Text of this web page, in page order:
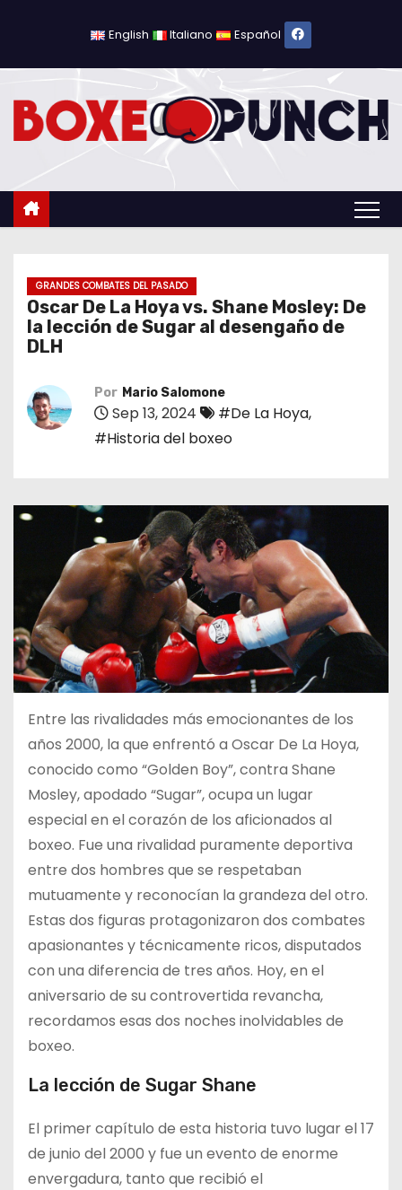
l
English Italiano Español
GRANDES COMBATES DEL PASADO
Oscar De La Hoya vs. Shane Mosley: De
la lección de Sugar al desengaño de
DLH
Por Mario Salomone
Sep 13, 2024 #De La Hoya,
#Historia del boxeo
Entre las rivalidades más emocionantes de los
años 2000, la que enfrentó a Oscar De La Hoya,
conocido como “Golden Boy”, contra Shane
Mosley, apodado “Sugar”, ocupa un lugar
especial en el corazón de los aficionados al
boxeo. Fue una rivalidad puramente deportiva
entre dos hombres que se respetaban
mutuamente y reconocían la grandeza del otro.
Estas dos figuras protagonizaron dos combates
apasionantes y técnicamente ricos, disputados
con una diferencia de tres años. Hoy, en el
aniversario de su controvertida revancha,
recordamos esas dos noches inolvidables de
boxeo.
La lección de Sugar Shane
El primer capítulo de esta historia tuvo lugar el 17
de junio del 2000 y fue un evento de enorme
envergadura, tanto que recibió el